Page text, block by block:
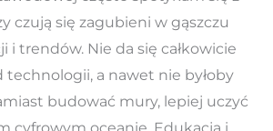
czują się zagubieni w gąszczu
i trendów. Nie da się całkowicie
technologii, a nawet nie byłoby
budować mury, lepiej uczyć
cyfrowym oceanie. Edukacja i